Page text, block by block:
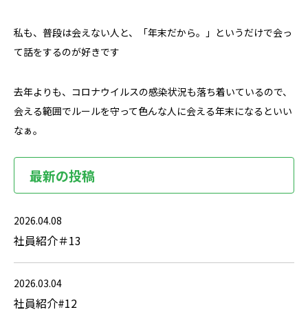
私も、普段は会えない人と、「年末だから。」というだけで会っ
て話をするのが好きです
去年よりも、コロナウイルスの感染状況も落ち着いているので、
会える範囲でルールを守って色んな人に会える年末になるといい
なぁ。
最新の投稿
2026.04.08
社員紹介＃13
2026.03.04
社員紹介#12